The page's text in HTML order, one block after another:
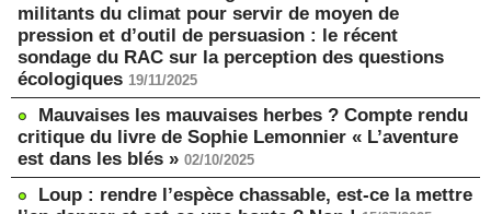
militants du climat pour servir de moyen de
pression et d’outil de persuasion : le récent
sondage du RAC sur la perception des questions
écologiques 19/11/2025
Mauvaises les mauvaises herbes ? Compte rendu
critique du livre de Sophie Lemonnier « L’aventure
est dans les blés » 02/10/2025
Loup : rendre l’espèce chassable, est-ce la mettre